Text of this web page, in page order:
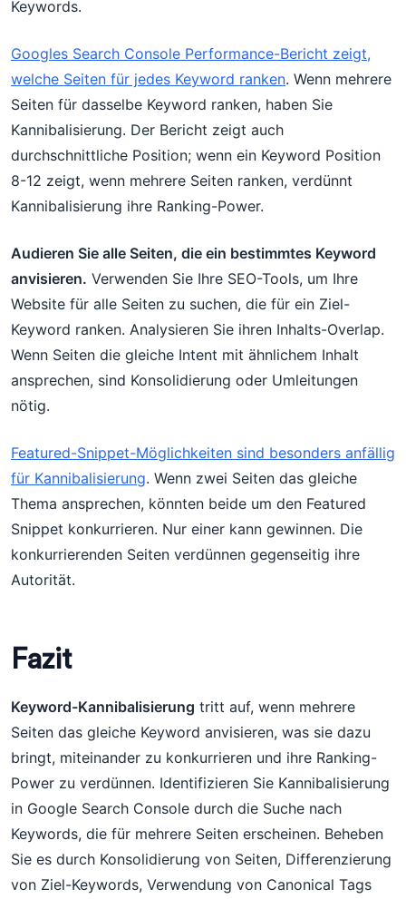
Keywords.
Googles Search Console Performance-Bericht zeigt,
welche Seiten für jedes Keyword ranken. Wenn mehrere
Seiten für dasselbe Keyword ranken, haben Sie
Kannibalisierung. Der Bericht zeigt auch
durchschnittliche Position; wenn ein Keyword Position
8-12 zeigt, wenn mehrere Seiten ranken, verdünnt
Kannibalisierung ihre Ranking-Power.
Audieren Sie alle Seiten, die ein bestimmtes Keyword
anvisieren. Verwenden Sie Ihre SEO-Tools, um Ihre
Website für alle Seiten zu suchen, die für ein Ziel-
Keyword ranken. Analysieren Sie ihren Inhalts-Overlap.
Wenn Seiten die gleiche Intent mit ähnlichem Inhalt
ansprechen, sind Konsolidierung oder Umleitungen
nötig.
Featured-Snippet-Möglichkeiten sind besonders anfällig
für Kannibalisierung. Wenn zwei Seiten das gleiche
Thema ansprechen, könnten beide um den Featured
Snippet konkurrieren. Nur einer kann gewinnen. Die
konkurrierenden Seiten verdünnen gegenseitig ihre
Autorität.
Fazit
Keyword-Kannibalisierung tritt auf, wenn mehrere
Seiten das gleiche Keyword anvisieren, was sie dazu
bringt, miteinander zu konkurrieren und ihre Ranking-
Power zu verdünnen. Identifizieren Sie Kannibalisierung
in Google Search Console durch die Suche nach
Keywords, die für mehrere Seiten erscheinen. Beheben
Sie es durch Konsolidierung von Seiten, Differenzierung
von Ziel-Keywords, Verwendung von Canonical Tags